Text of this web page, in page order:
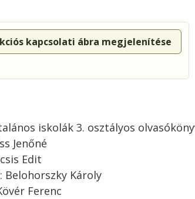
kapcsolati ábra megjelenítése
iskolák 3. osztályos
Jenőné
Edit
Belohorszky Károly
Ferenc